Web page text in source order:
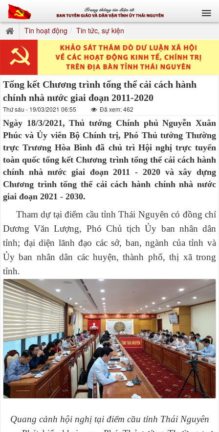
Tin hoạt động Tin tức, sự kiện
Tổng kết Chương trình tổng thể cải cách hành
chính nhà nước giai đoạn 2011-2020
Thứ sáu - 19/03/2021 06:55 Đã xem: 462
Ngày 18/3/2021, Thủ tướng Chính phủ Nguyễn Xuân
Phúc và Ủy viên Bộ Chính trị, Phó Thủ tướng Thường
trực Trương Hòa Bình đã chủ trì Hội nghị trực tuyến
toàn quốc tổng kết Chương trình tổng thể cải cách hành
chính nhà nước giai đoạn 2011 - 2020 và xây dựng
Chương trình tổng thể cải cách hành chính nhà nước
giai đoạn 2021 - 2030.
Tham dự tại điểm cầu tỉnh Thái Nguyên có đồng chí
Dương Văn Lượng, Phó Chủ tịch Ủy ban nhân dân
tỉnh; đại diện lãnh đạo các sở, ban, ngành của tỉnh và
Ủy ban nhân dân các huyện, thành phố, thị xã trong
tỉnh.
Quang cảnh hội nghị tại điểm cầu tỉnh Thái Nguyên